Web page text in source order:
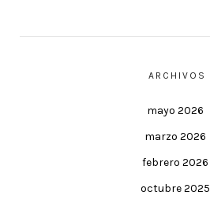
ARCHIVOS
mayo 2026
marzo 2026
febrero 2026
octubre 2025